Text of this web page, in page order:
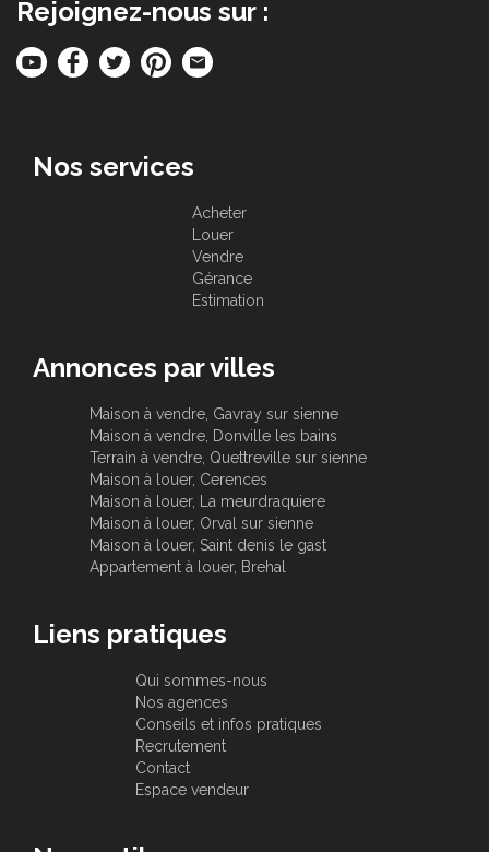
Rejoignez-nous sur :
Nos services
Acheter
Louer
Vendre
Gérance
Estimation
Annonces par villes
Maison à vendre, Gavray sur sienne
Maison à vendre, Donville les bains
Terrain à vendre, Quettreville sur sienne
Maison à louer, Cerences
Maison à louer, La meurdraquiere
Maison à louer, Orval sur sienne
Maison à louer, Saint denis le gast
Appartement à louer, Brehal
Liens pratiques
Qui sommes-nous
Nos agences
Conseils et infos pratiques
Recrutement
Contact
Espace vendeur